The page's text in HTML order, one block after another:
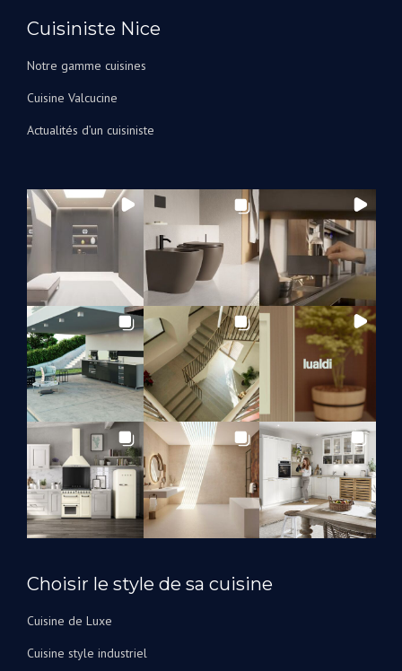
Cuisiniste Nice
Notre gamme cuisines
Cuisine Valcucine
Actualités d’un cuisiniste
Choisir le style de sa cuisine
Cuisine de Luxe
Cuisine style industriel